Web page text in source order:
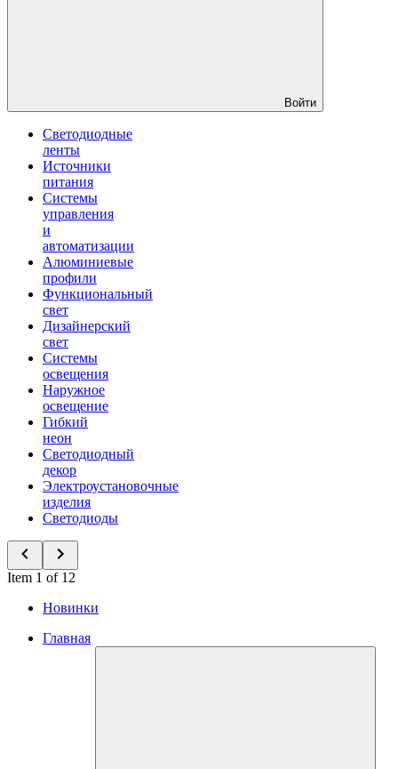
Войти
Светодиодные
ленты
Источники
питания
Системы
управления
и
автоматизации
Алюминиевые
профили
Функциональный
свет
Дизайнерский
свет
Системы
освещения
Наружное
освещение
Гибкий
неон
Светодиодный
декор
Электроустановочные
изделия
Светодиоды
Item 1 of 12
Новинки
Главная